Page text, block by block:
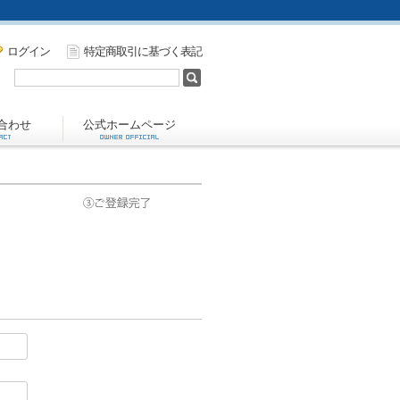
ログイン 特定商取引に基づく表記
わせ 公式ホームページ